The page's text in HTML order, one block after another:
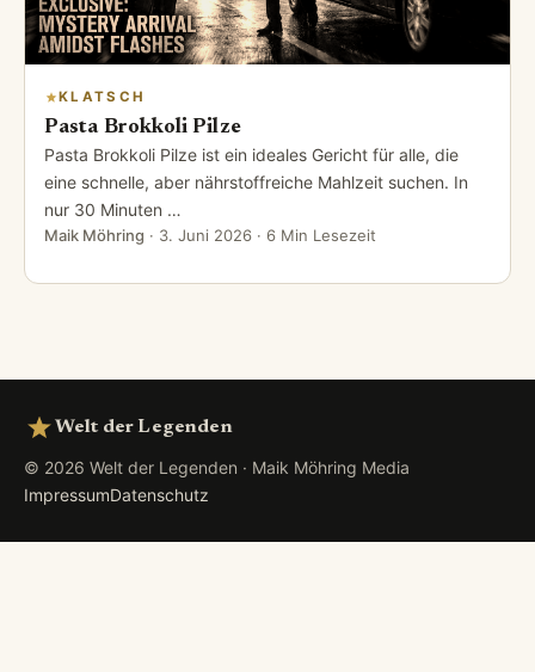
KLATSCH
Pasta Brokkoli Pilze
Pasta Brokkoli Pilze ist ein ideales Gericht für alle, die
eine schnelle, aber nährstoffreiche Mahlzeit suchen. In
nur 30 Minuten …
Maik Möhring · 3. Juni 2026 · 6 Min Lesezeit
Welt der Legenden
© 2026 Welt der Legenden · Maik Möhring Media
ImpressumDatenschutz